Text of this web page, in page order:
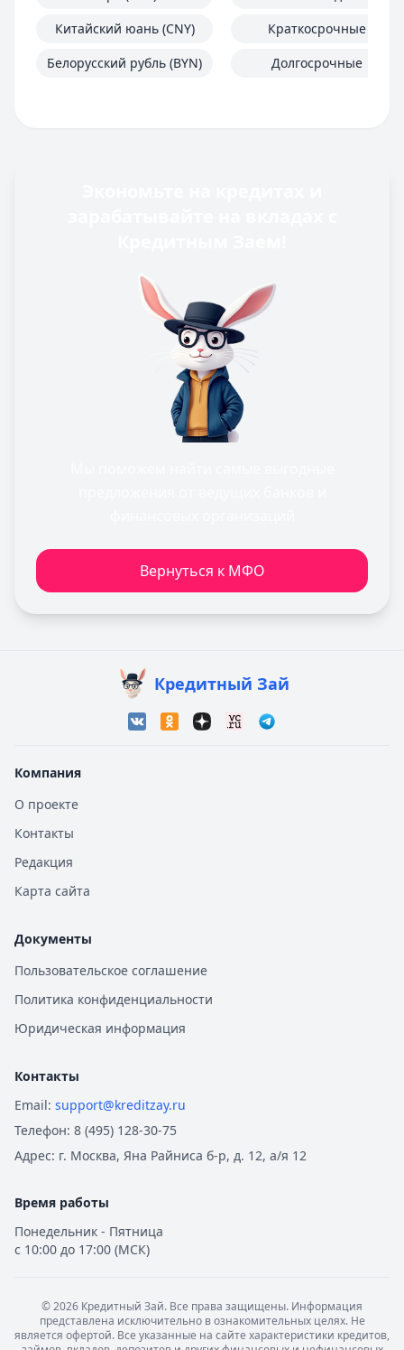
Китайский юань (CNY)
Белорусский рубль (BYN)
Краткосрочные
Долгосрочные
Вернуться к МФО
Кредитный Зай
Компания
О проекте
Контакты
Редакция
Карта сайта
Документы
Пользовательское соглашение
Политика конфиденциальности
Юридическая информация
Контакты
Email: support@kreditzay.ru
Телефон: 8 (495) 128-30-75
Адрес: г. Москва, Яна Райниса б-р, д. 12, а/я 12
Время работы
Понедельник - Пятница
с 10:00 до 17:00 (МСК)
©2026 Кредитный Зай. Все права защищены. Информация
представлена исключительно в ознакомительных целях. Не
является офертой. Все указанные на сайте характеристики кредитов,